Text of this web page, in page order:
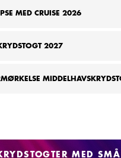
MED CRUISE 2026
2027
MED